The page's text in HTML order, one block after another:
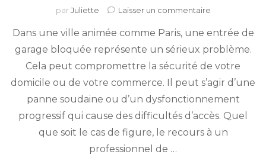
parJuliette Laisser un commentairesur
en
urgence
Paris :
qui
pour
réparer
une
Dans une ville animée comme Paris, une entrée de
garage bloquée représente un sérieux problème.
Cela peut compromettre la sécurité de votre
domicile ou de votre commerce. Il peut s’agir d’une
panne soudaine ou d’un dysfonctionnement
progressif qui cause des difficultés d’accès. Quel
que soit le cas de figure, le recours à un
professionnel de …